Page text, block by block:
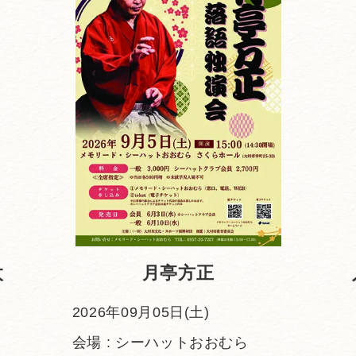
月亭方正
2026年09月05日(土)
会場 : シーハットおおむら